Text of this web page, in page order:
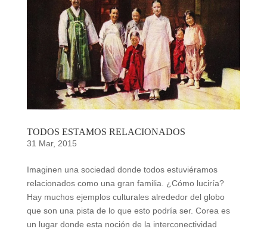
TODOS ESTAMOS RELACIONADOS
31 Mar, 2015
Imaginen una sociedad donde todos estuviéramos
relacionados como una gran familia. ¿Cómo luciría?
Hay muchos ejemplos culturales alrededor del globo
que son una pista de lo que esto podría ser. Corea es
un lugar donde esta noción de la interconectividad